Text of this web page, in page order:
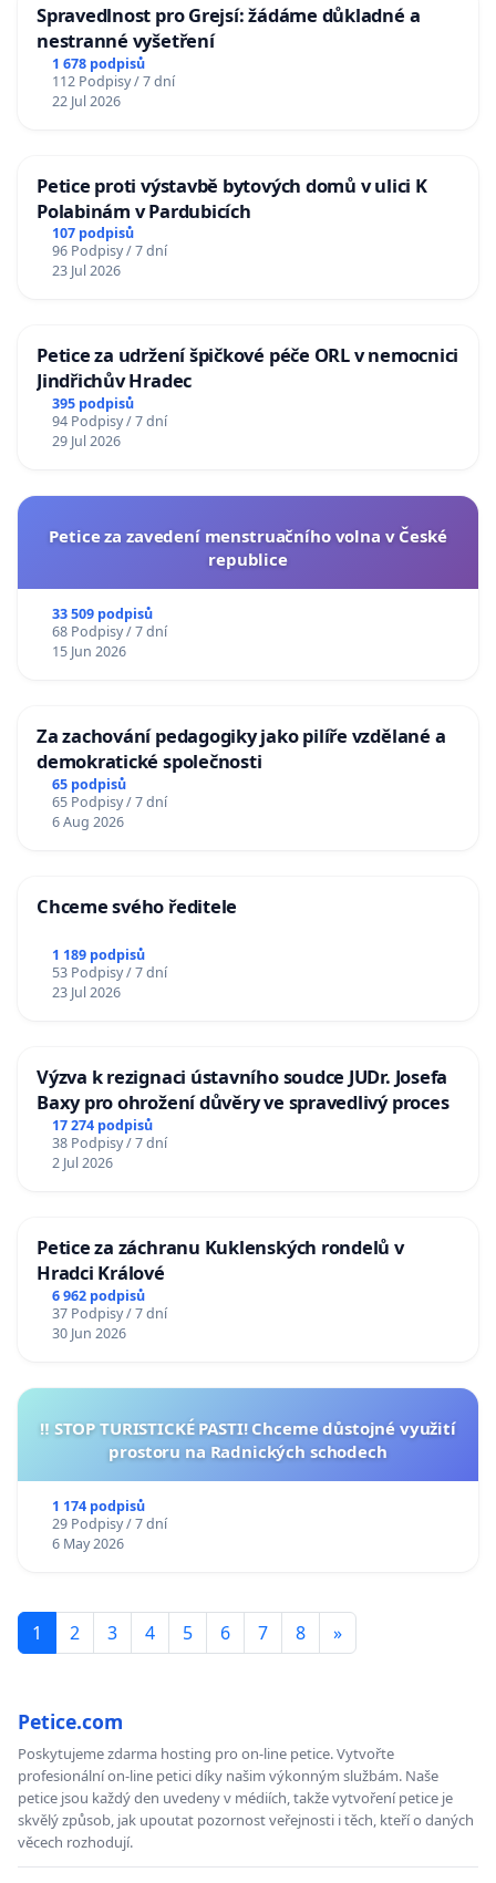
Spravedlnost pro Grejsí: žádáme důkladné a
nestranné vyšetření
1 678 podpisů
112 Podpisy / 7 dní
22 Jul 2026
Petice proti výstavbě bytových domů v ulici K
Polabinám v Pardubicích
107 podpisů
96 Podpisy / 7 dní
23 Jul 2026
Petice za udržení špičkové péče ORL v nemocnici
Jindřichův Hradec
395 podpisů
94 Podpisy / 7 dní
29 Jul 2026
Petice za zavedení menstruačního volna v České
republice
33 509 podpisů
68 Podpisy / 7 dní
15 Jun 2026
Za zachování pedagogiky jako pilíře vzdělané a
demokratické společnosti
65 podpisů
65 Podpisy / 7 dní
6 Aug 2026
Chceme svého ředitele
1 189 podpisů
53 Podpisy / 7 dní
23 Jul 2026
Výzva k rezignaci ústavního soudce JUDr. Josefa
Baxy pro ohrožení důvěry ve spravedlivý proces
17 274 podpisů
38 Podpisy / 7 dní
2 Jul 2026
Petice za záchranu Kuklenských rondelů v
Hradci Králové
6 962 podpisů
37 Podpisy / 7 dní
30 Jun 2026
‼️ STOP TURISTICKÉ PASTI! Chceme důstojné využití
prostoru na Radnických schodech
1 174 podpisů
29 Podpisy / 7 dní
6 May 2026
1 2 3 4 5 6 7 8 »
Petice.com
Poskytujeme zdarma hosting pro on-line petice. Vytvořte
profesionální on-line petici díky našim výkonným službám. Naše
petice jsou každý den uvedeny v médiích, takže vytvoření petice je
skvělý způsob, jak upoutat pozornost veřejnosti i těch, kteří o daných
věcech rozhodují.